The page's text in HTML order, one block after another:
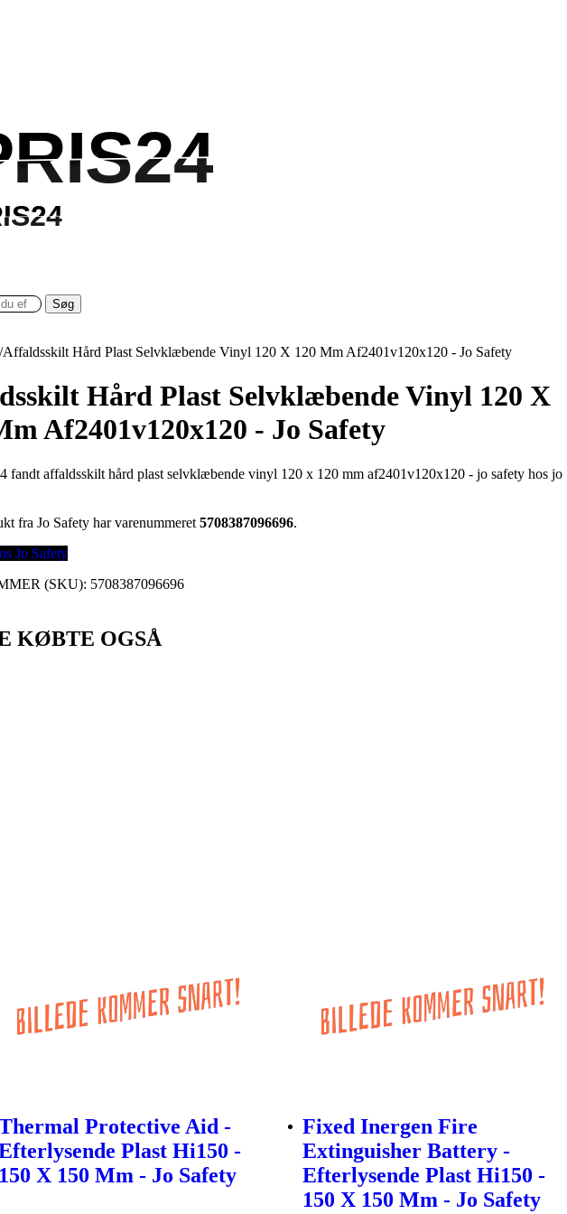
Søg
/Affaldsskilt Hård Plast Selvklæbende Vinyl 120 X 120 Mm Af2401v120x120 - Jo Safety
Hård Plast Selvklæbende Vinyl 120 X
Af2401v120x120 - Jo Safety
fandt affaldsskilt hård plast selvklæbende vinyl 120 x 120 mm af2401v120x120 - jo safety hos jo
fra Jo Safety har varenummeret5708387096696.
Jo Safety
(SKU): 5708387096696
KØBTE OGSÅ
Protective Aid -
Plast Hi150 -
150 X 150 Mm - Jo Safety
Fixed Inergen Fire
Extinguisher Battery -
Efterlysende Plast Hi150 -
150 X 150 Mm - Jo Safety